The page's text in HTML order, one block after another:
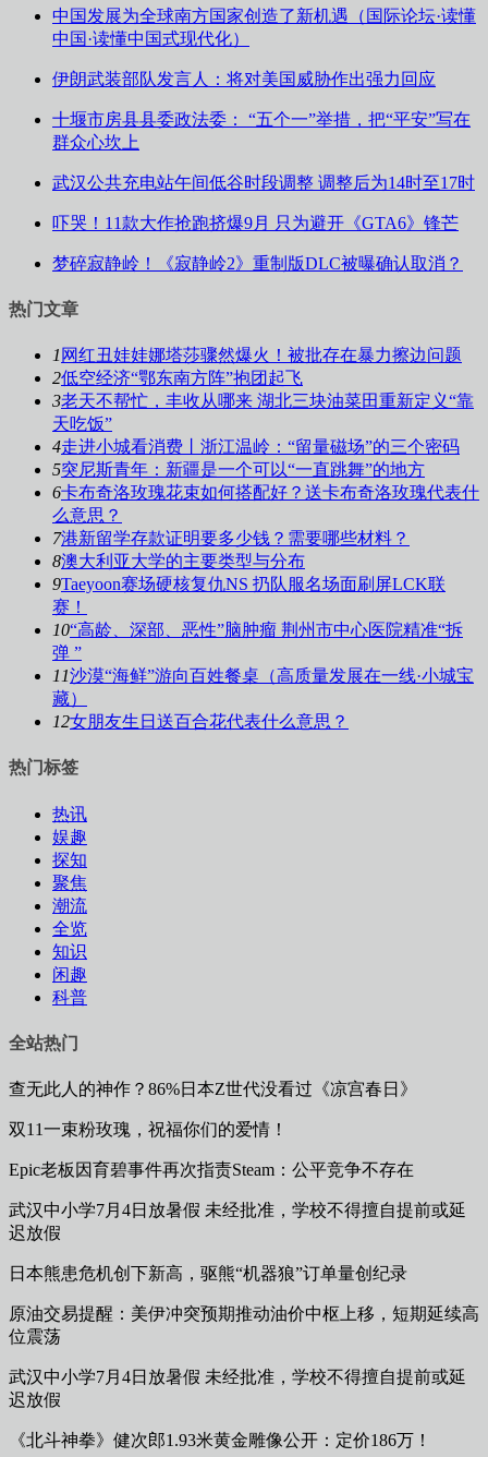
中国发展为全球南方国家创造了新机遇（国际论坛·读懂
中国·读懂中国式现代化）
伊朗武装部队发言人：将对美国威胁作出强力回应
十堰市房县县委政法委： “五个一”举措，把“平安”写在
群众心坎上
武汉公共充电站午间低谷时段调整 调整后为14时至17时
吓哭！11款大作抢跑挤爆9月 只为避开《GTA6》锋芒
梦碎寂静岭！《寂静岭2》重制版DLC被曝确认取消？
热门文章
1 网红丑娃娃娜塔莎骤然爆火！被批存在暴力擦边问题
2低空经济“鄂东南方阵”抱团起飞
3老天不帮忙，丰收从哪来 湖北三块油菜田重新定义“靠
天吃饭”
4走进小城看消费丨浙江温岭：“留量磁场”的三个密码
5突尼斯青年：新疆是一个可以“一直跳舞”的地方
6卡布奇洛玫瑰花束如何搭配好？送卡布奇洛玫瑰代表什
么意思？
7港新留学存款证明要多少钱？需要哪些材料？
8澳大利亚大学的主要类型与分布
9Taeyoon赛场硬核复仇NS 扔队服名场面刷屏LCK联
赛！
10“高龄、深部、恶性”脑肿瘤 荆州市中心医院精准“拆
弹 ”
11沙漠“海鲜”游向百姓餐桌（高质量发展在一线·小城宝
藏）
12女朋友生日送百合花代表什么意思？
热门标签
热讯
娱趣
探知
聚焦
潮流
全览
知识
闲趣
科普
全站热门
查无此人的神作？86%日本Z世代没看过《凉宫春日》
双11一束粉玫瑰，祝福你们的爱情！
Epic老板因育碧事件再次指责Steam：公平竞争不存在
武汉中小学7月4日放暑假 未经批准，学校不得擅自提前或延
迟放假
日本熊患危机创下新高，驱熊“机器狼”订单量创纪录
原油交易提醒：美伊冲突预期推动油价中枢上移，短期延续高
位震荡
武汉中小学7月4日放暑假 未经批准，学校不得擅自提前或延
迟放假
《北斗神拳》健次郎1.93米黄金雕像公开：定价186万！